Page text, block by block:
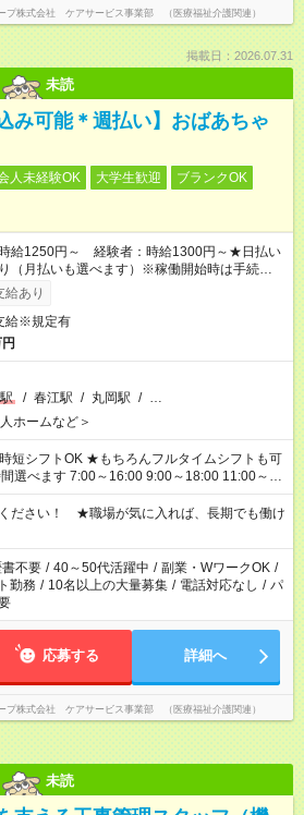
プ株式会社 ケアサービス事業部 （医療福祉介護関連）
掲載日：2026.07.31
未読
み可能＊週払い】おばあちゃ
人未経験OK 大学生歓迎
ブランクOK
給1250円～ 経験者：時給1300円～★日払い
（月払いも選べます）※稼働開始時は手続き完
となります。
給あり
給※規定有
/ 春江駅 / 丸岡駅 / …
ホームなど＞
ろんフルタイムシフトも可
選べます 7:00～16:00 9:00～18:00 11:00～
お仕事と合わせ
はご案内できません ※法令に基づき、週20時
保険への加入対象となります ※労働者派遣法
則禁止）により、短時間・短期間の就業はご
があります
ださい！ ★職場が気に入れば、長期でも働け
書不要 / 40～50代活躍中 / 副業・WワークOK /
勤務 / 10名以上の大量募集 / 電話対応なし / パ
応募する 詳細へ
プ株式会社 ケアサービス事業部 （医療福祉介護関連）
未読